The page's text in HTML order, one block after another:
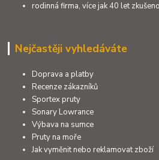
rodinná firma, více jak 40 let
Nejčastěji vyhledáváte
Doprava a platby
Recenze zákazníků
Sportex pruty
Sonary Lowrance
Výbava na sumce
Pruty na moře
Jak vyměnit nebo reklamovat zboží